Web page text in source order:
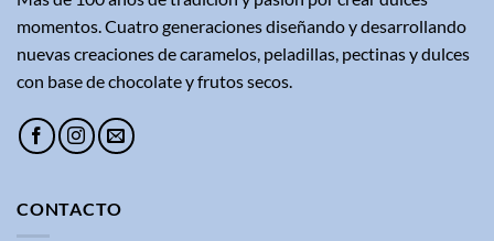
momentos. Cuatro generaciones diseñando y desarrollando
nuevas creaciones de caramelos, peladillas, pectinas y dulces
con base de chocolate y frutos secos.
CONTACTO